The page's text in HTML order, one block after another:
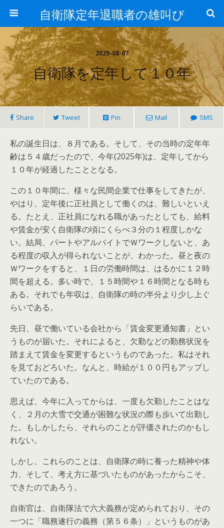
自衛隊定年退職者の雄叫び
2025-08-07
自衛隊を定年して１０年
Share Tweet Pin Mail SMS
私の誕生日は、８月である。そして、その当時の定年年
齢は５４歳だったので、今年(2025年)は、定年してから
１０年が経過したこととなる。
この１０年間に、様々な民間企業で仕事をしてきたが、
やはり、定年後に正社員として働くのは、難しいといえ
る。たとえ、正社員になれる職があったとしても、給料
や賃金が安く自衛隊の頃にくらべ３分の１程度しかな
い。結局、パートやアルバイトでＷワークしないと、あ
る程度の収入が得られないことが、わかった。昼と夜の
Ｗワークをすると、１日の労働時間は、はるかに１２時
間を超える。多い時で、１５時間や１６時間となる時も
ある。それでも年収は、自衛隊の時の半分より少し上ぐ
らいである。
先日、昼で働いている会社から「賃金変更通知書」とい
うものが届いた。それによると、欠勤などの勤務状況を
踏まえて賃金を変更するというものであった。私はそれ
を見ておどろいた。なんと、時給が１００円もアップし
ていたのである。
思えば、今年に入ってからは、一度も欠勤したことはな
く、２月の大雪で交通が困難な状況の際も歩いて出勤し
た。もしかしたら、それらのことが評価されたのかもし
れない。
しかし、これらのことは、自衛隊の時に養った精神や体
力、そして、考え方に基づいたものがあったからこそ、
できたのであろう。
自衛官は、自衛隊法で六大義務が定められており、その
一つに「職務遂行の義務（第５６条）」というものがあ